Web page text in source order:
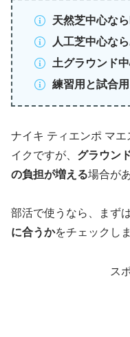
天然芝中心な
人工芝中心な
土グラウンド
練習用と試合
ナイキ ティエンポ マ
イクですが、 グラウン
の負担が増える場合が
部活で使うなら、まず
に合うかをチェックし
ス